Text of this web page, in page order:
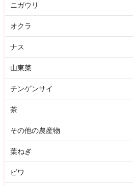
ニガウリ
オクラ
ナス
山東菜
チンゲンサイ
茶
その他の農産物
葉ねぎ
ビワ